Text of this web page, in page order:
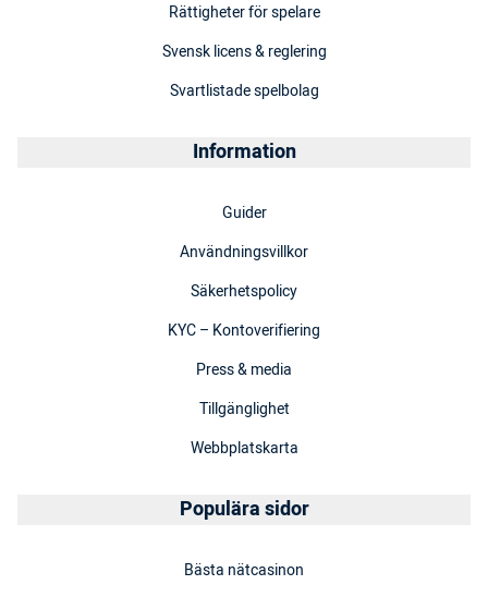
Rättigheter för spelare
Svensk licens & reglering
Svartlistade spelbolag
Information
Guider
Användningsvillkor
Säkerhetspolicy
KYC – Kontoverifiering
Press & media
Tillgänglighet
Webbplatskarta
Populära sidor
Bästa nätcasinon